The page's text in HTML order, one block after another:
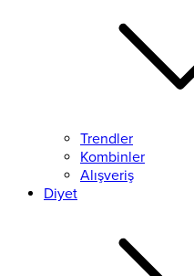
Trendler
Kombinler
Alışveriş
Diyet